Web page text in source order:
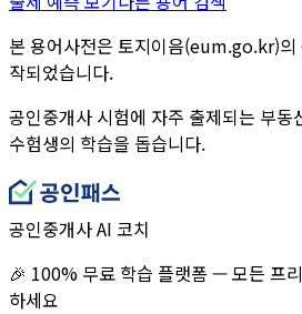
본 용어사전은 토지이음(eum.go.kr)의
작되었습니다.
공인중개사 시험에 자주 출제되는 부동
수험생의 학습을 돕습니다.
공인중개사 AI 코치
🎉 100% 무료 학습 플랫폼 — 모든 프
하세요